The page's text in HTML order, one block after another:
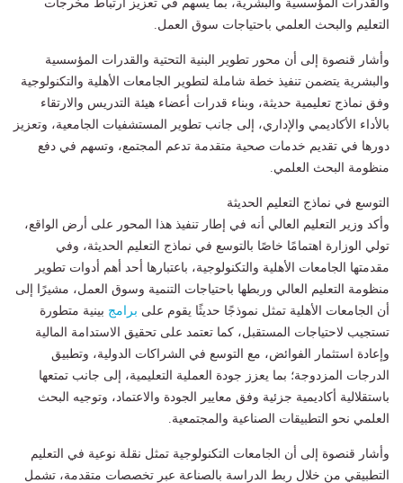
والقدرات المؤسسية والبشرية، بما يسهم في تعزيز ارتباط مخرجات
التعليم والبحث العلمي باحتياجات سوق العمل.
وأشار قنصوة إلى أن محور تطوير البنية التحتية والقدرات المؤسسية
والبشرية يتضمن تنفيذ خطة شاملة لتطوير الجامعات الأهلية والتكنولوجية
وفق نماذج تعليمية حديثة، وبناء قدرات أعضاء هيئة التدريس والارتقاء
بالأداء الأكاديمي والإداري، إلى جانب تطوير المستشفيات الجامعية، وتعزيز
دورها في تقديم خدمات صحية متقدمة تدعم المجتمع، وتسهم في دفع
منظومة البحث العلمي.
التوسع في نماذج التعليم الحديثة
وأكد وزير التعليم العالي أنه في إطار تنفيذ هذا المحور على أرض الواقع،
تولي الوزارة اهتمامًا خاصًا بالتوسع في نماذج التعليم الحديثة، وفي
مقدمتها الجامعات الأهلية والتكنولوجية، باعتبارها أحد أهم أدوات تطوير
منظومة التعليم العالي وربطها باحتياجات التنمية وسوق العمل، مشيرًا إلى
أن الجامعات الأهلية تمثل نموذجًا حديثًا يقوم على برامج بينية متطورة
تستجيب لاحتياجات المستقبل، كما تعتمد على تحقيق الاستدامة المالية
وإعادة استثمار الفوائض، مع التوسع في الشراكات الدولية، وتطبيق
الدرجات المزدوجة؛ بما يعزز جودة العملية التعليمية، إلى جانب تمتعها
باستقلالية أكاديمية جزئية وفق معايير الجودة والاعتماد، وتوجيه البحث
العلمي نحو التطبيقات الصناعية والمجتمعية.
وأشار قنصوة إلى أن الجامعات التكنولوجية تمثل نقلة نوعية في التعليم
التطبيقي من خلال ربط الدراسة بالصناعة عبر تخصصات متقدمة، تشمل